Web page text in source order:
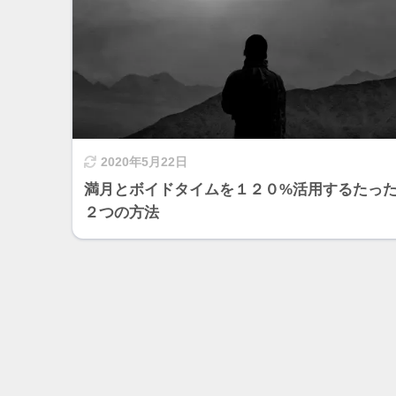
2020年5月22日
満月とボイドタイムを１２０%活用するたっ
２つの方法